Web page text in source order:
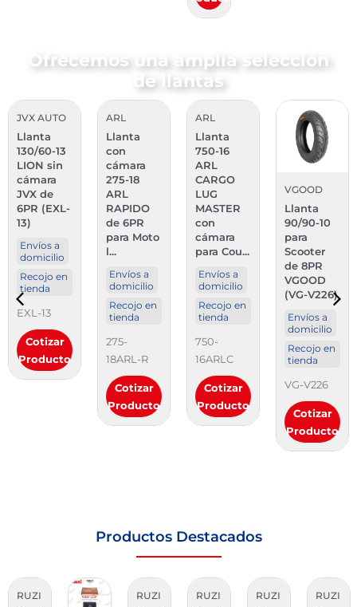
Ofrecemos una amplia selección
de llantas
JVX AUTO
Llanta
130/60-13
LION sin
cámara
JVX de
6PR (EXL-
13)
Envíos a
domicilio
Recojo en
tienda
EXL-13
Cotizar
Producto
ARL
Llanta
con
cámara
275-18
ARL
RAPIDO
de 6PR
para Moto
l...
Envíos a
domicilio
Recojo en
tienda
275-
18ARL-R
Cotizar
Producto
ARL
Llanta
750-16
ARL
CARGO
LUG
MASTER
con
cámara
para Cou...
Envíos a
domicilio
Recojo en
tienda
750-
16ARLC
Cotizar
Producto
VGOOD
Llanta
90/90-10
para
Scooter
de 8PR
VGOOD
(VG-V226)
Envíos a
domicilio
Recojo en
tienda
VG-V226
Cotizar
Producto
Productos Destacados
RUZI RUZI RUZI RUZI RUZI